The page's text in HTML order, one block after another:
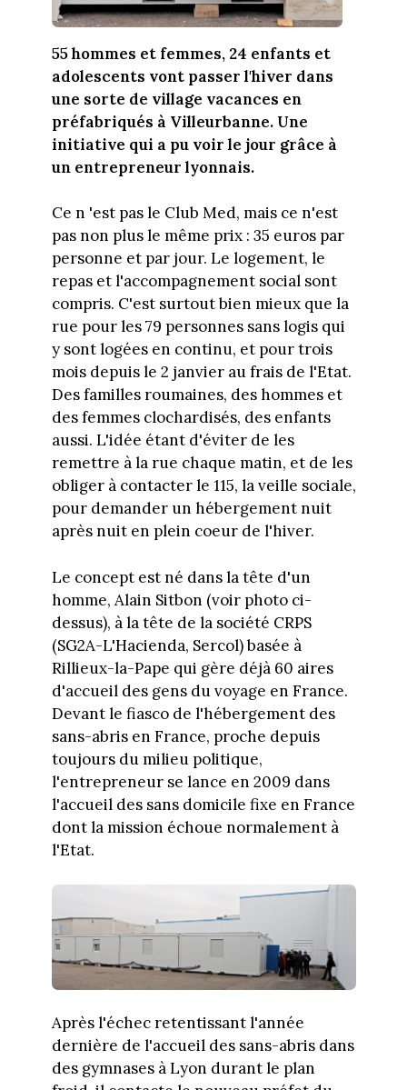
55 hommes et femmes, 24 enfants et
adolescents vont passer l'hiver dans
une sorte de village vacances en
préfabriqués à Villeurbanne. Une
initiative qui a pu voir le jour grâce à
un entrepreneur lyonnais.
Ce n 'est pas le Club Med, mais ce n'est
pas non plus le même prix : 35 euros par
personne et par jour. Le logement, le
repas et l'accompagnement social sont
compris. C'est surtout bien mieux que la
rue pour les 79 personnes sans logis qui
y sont logées en continu, et pour trois
mois depuis le 2 janvier au frais de l'Etat.
Des familles roumaines, des hommes et
des femmes clochardisés, des enfants
aussi. L'idée étant d'éviter de les
remettre à la rue chaque matin, et de les
obliger à contacter le 115, la veille sociale,
pour demander un hébergement nuit
après nuit en plein coeur de l'hiver.
Le concept est né dans la tête d'un
homme, Alain Sitbon (voir photo ci-
dessus), à la tête de la société CRPS
(SG2A-L'Hacienda, Sercol) basée à
Rillieux-la-Pape qui gère déjà 60 aires
d'accueil des gens du voyage en France.
Devant le fiasco de l'hébergement des
sans-abris en France, proche depuis
toujours du milieu politique,
l'entrepreneur se lance en 2009 dans
l'accueil des sans domicile fixe en France
dont la mission échoue normalement à
l'Etat.
Après l'échec retentissant l'année
dernière de l'accueil des sans-abris dans
des gymnases à Lyon durant le plan